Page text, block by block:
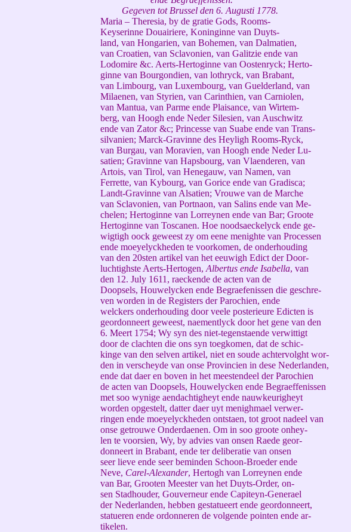
Gegeven tot Brussel den 6. Augusti 1778.
Maria – Theresia, by de gratie Gods, Rooms-
Keyserinne Douairiere, Koninginne van Duyts-
land, van Hongarien, van Bohemen, van Dalmatien,
van Croatien, van Sclavonien, van Galitzie ende van
Lodomire &c. Aerts-Hertoginne van Oostenryck; Herto-
ginne van Bourgondien, van lothryck, van Brabant,
van Limbourg, van Luxembourg, van Guelderland, van
Milaenen, van Styrien, van Carinthien, van Carniolen,
van Mantua, van Parme ende Plaisance, van Wirtem-
berg, van Hoogh ende Neder Silesien, van Auschwitz
ende van Zator &c; Princesse van Suabe ende van Trans-
silvanien; Marck-Gravinne des Heyligh Rooms-Ryck,
van Burgau, van Moravien, van Hoogh ende Neder Lu-
satien; Gravinne van Hapsbourg, van Vlaenderen, van
Artois, van Tirol, van Henegauw, van Namen, van
Ferrette, van Kybourg, van Gorice ende van Gradisca;
Landt-Gravinne van Alsatien; Vrouwe van de Marche
van Sclavonien, van Portnaon, van Salins ende van Me-
chelen; Hertoginne van Lorreynen ende van Bar; Groote
Hertoginne van Toscanen. Hoe noodsaeckelyck ende ge-
wigtigh oock geweest zy om eene menighte van Processen
ende moeyelyckheden te voorkomen, de onderhouding
van den 20sten artikel van het eeuwigh Edict der Door-
luchtighste Aerts-Hertogen, Albertus ende Isabella, van
den 12. July 1611, raeckende de acten van de
Doopsels, Houwelycken ende Begraefenissen die geschre-
ven worden in de Registers der Parochien, ende
welckers onderhouding door veele posterieure Edicten is
geordonneert geweest, naementlyck door het gene van den
6. Meert 1754; Wy syn des niet-tegenstaende verwittigt
door de clachten die ons syn toegkomen, dat de schic-
kinge van den selven artikel, niet en soude achtervolght wor-
den in verscheyde van onse Provincien in dese Nederlanden,
ende dat daer en boven in het meestendeel der Parochien
de acten van Doopsels, Houwelycken ende Begraeffenissen
met soo wynige aendachtigheyt ende nauwkeurigheyt
worden opgestelt, datter daer uyt menighmael verwer-
ringen ende moeyelyckheden ontstaen, tot groot nadeel van
onse getrouwe Onderdaenen. Om in soo groote onhey-
len te voorsien, Wy, by advies van onsen Raede geor-
donneert in Brabant, ende ter deliberatie van onsen
seer lieve ende seer beminden Schoon-Broeder ende
Neve, Carel-Alexander, Hertogh van Lorreynen ende
van Bar, Grooten Meester van het Duyts-Order, on-
sen Stadhouder, Gouverneur ende Capiteyn-Generael
der Nederlanden, hebben gestatueert ende geordonneert,
statueren ende ordonneren de volgende pointen ende ar-
tikelen.